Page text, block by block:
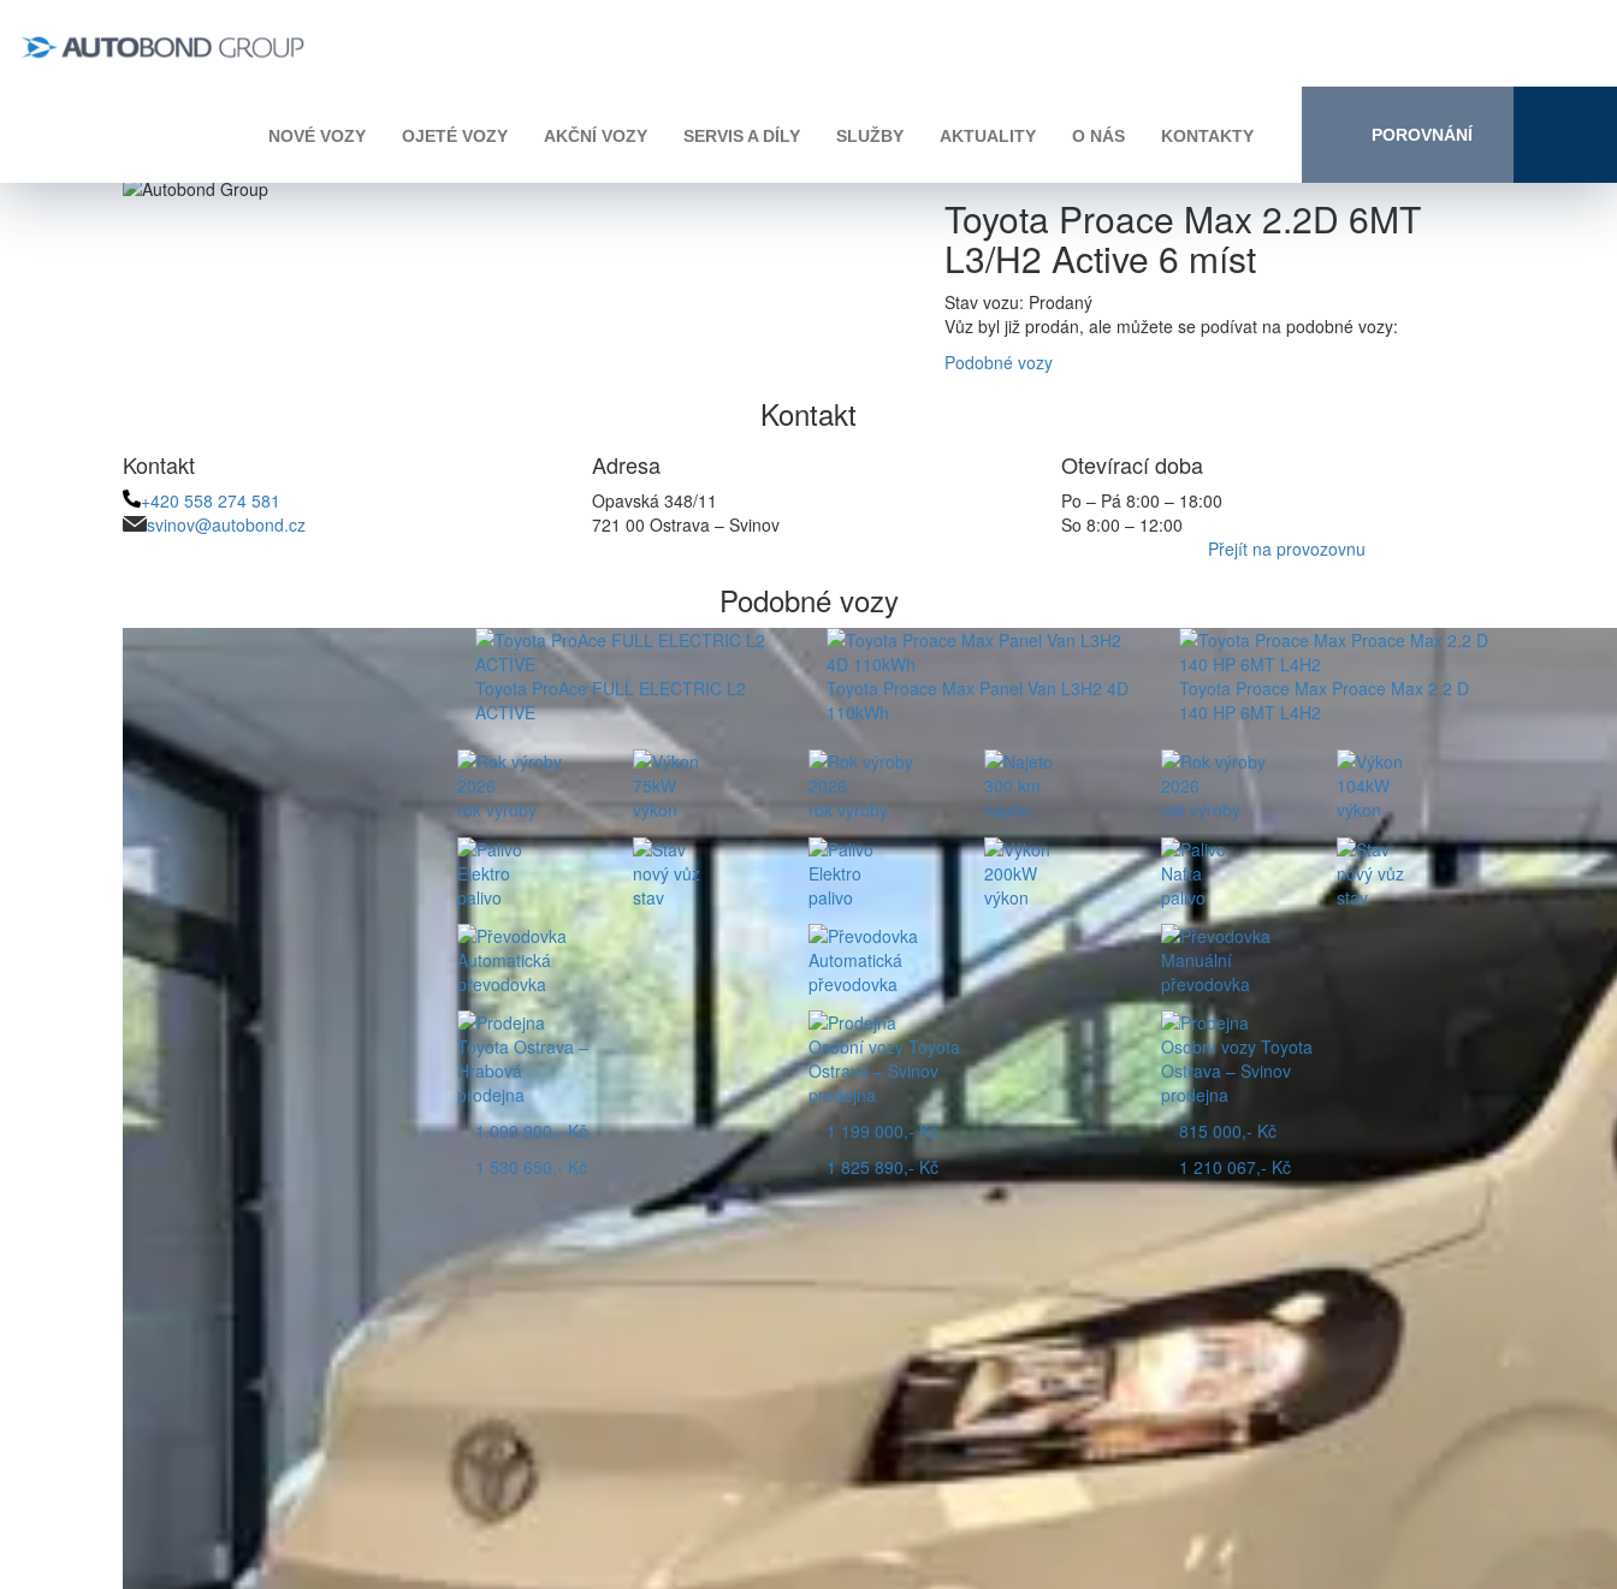
NOVÉ VOZY OJETÉ VOZY AKČNÍ VOZY SERVIS A DÍLY SLUŽBY AKTUALITY O NÁS KONTAKTY POROVNÁNÍ
Toyota Proace Max 2.2D 6MT
L3/H2 Active 6 míst
Stav vozu: Prodaný
Vůz byl již prodán, ale můžete se podívat na podobné vozy:
Podobné vozy
Kontakt
Kontakt
+420 558 274 581
svinov@autobond.cz
Adresa
Opavská 348/11
721 00 Ostrava – Svinov
Otevírací doba
Po – Pá 8:00 – 18:00
So 8:00 – 12:00
Přejít na provozovnu
Podobné vozy
Toyota ProAce FULL ELECTRIC L2
ACTIVE
2026
rok výroby
Elektro
palivo
Automatická
převodovka
Toyota Ostrava –
Hrabová
prodejna
75kW
výkon
nový vůz
stav
1 099 900,- Kč
1 530 650,- Kč
Toyota Proace Max Panel Van L3H2 4D
110kWh
2026
rok výroby
Elektro
palivo
Automatická
převodovka
Osobní vozy Toyota
Ostrava – Svinov
prodejna
300 km
najeto
200kW
výkon
1 199 000,- Kč
1 825 890,- Kč
Toyota Proace Max Proace Max 2.2 D
140 HP 6MT L4H2
2026
rok výroby
Nafta
palivo
Manuální
převodovka
Osobní vozy Toyota
Ostrava – Svinov
prodejna
104kW
výkon
nový vůz
stav
815 000,- Kč
1 210 067,- Kč